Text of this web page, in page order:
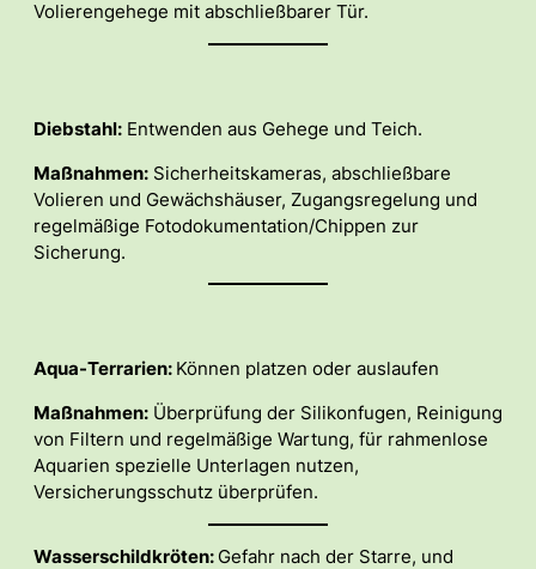
Volierengehege mit abschließbarer Tür.
Diebstahl: Entwenden aus Gehege und Teich.
Maßnahmen: Sicherheitskameras, abschließbare
Volieren und Gewächshäuser, Zugangsregelung und
regelmäßige Fotodokumentation/Chippen zur
Sicherung.
Aqua-Terrarien: Können platzen oder auslaufen
Maßnahmen: Überprüfung der Silikonfugen, Reinigung
von Filtern und regelmäßige Wartung, für rahmenlose
Aquarien spezielle Unterlagen nutzen,
Versicherungsschutz überprüfen.
Wasserschildkröten: Gefahr nach der Starre, und